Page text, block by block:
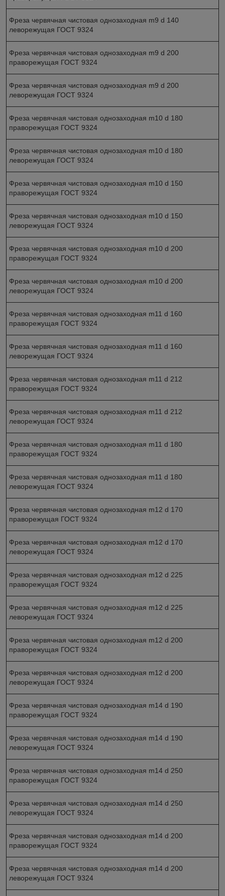
Фреза червячная чистовая однозаходная m9 d 140
леворежущая ГОСТ 9324
Фреза червячная чистовая однозаходная m9 d 200
праворежущая ГОСТ 9324
Фреза червячная чистовая однозаходная m9 d 200
леворежущая ГОСТ 9324
Фреза червячная чистовая однозаходная m10 d 180
праворежущая ГОСТ 9324
Фреза червячная чистовая однозаходная m10 d 180
леворежущая ГОСТ 9324
Фреза червячная чистовая однозаходная m10 d 150
праворежущая ГОСТ 9324
Фреза червячная чистовая однозаходная m10 d 150
леворежущая ГОСТ 9324
Фреза червячная чистовая однозаходная m10 d 200
праворежущая ГОСТ 9324
Фреза червячная чистовая однозаходная m10 d 200
леворежущая ГОСТ 9324
Фреза червячная чистовая однозаходная m11 d 160
праворежущая ГОСТ 9324
Фреза червячная чистовая однозаходная m11 d 160
леворежущая ГОСТ 9324
Фреза червячная чистовая однозаходная m11 d 212
праворежущая ГОСТ 9324
Фреза червячная чистовая однозаходная m11 d 212
леворежущая ГОСТ 9324
Фреза червячная чистовая однозаходная m11 d 180
праворежущая ГОСТ 9324
Фреза червячная чистовая однозаходная m11 d 180
леворежущая ГОСТ 9324
Фреза червячная чистовая однозаходная m12 d 170
праворежущая ГОСТ 9324
Фреза червячная чистовая однозаходная m12 d 170
леворежущая ГОСТ 9324
Фреза червячная чистовая однозаходная m12 d 225
праворежущая ГОСТ 9324
Фреза червячная чистовая однозаходная m12 d 225
леворежущая ГОСТ 9324
Фреза червячная чистовая однозаходная m12 d 200
праворежущая ГОСТ 9324
Фреза червячная чистовая однозаходная m12 d 200
леворежущая ГОСТ 9324
Фреза червячная чистовая однозаходная m14 d 190
праворежущая ГОСТ 9324
Фреза червячная чистовая однозаходная m14 d 190
леворежущая ГОСТ 9324
Фреза червячная чистовая однозаходная m14 d 250
праворежущая ГОСТ 9324
Фреза червячная чистовая однозаходная m14 d 250
леворежущая ГОСТ 9324
Фреза червячная чистовая однозаходная m14 d 200
праворежущая ГОСТ 9324
Фреза червячная чистовая однозаходная m14 d 200
леворежущая ГОСТ 9324